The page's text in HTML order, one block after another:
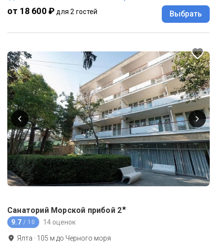
от 18 600 ₽ для 2 гостей Выбрать
Санаторий Морской прибой 2★
9.7 / 10 14 оценок
Ялта · 105 м до Черного моря